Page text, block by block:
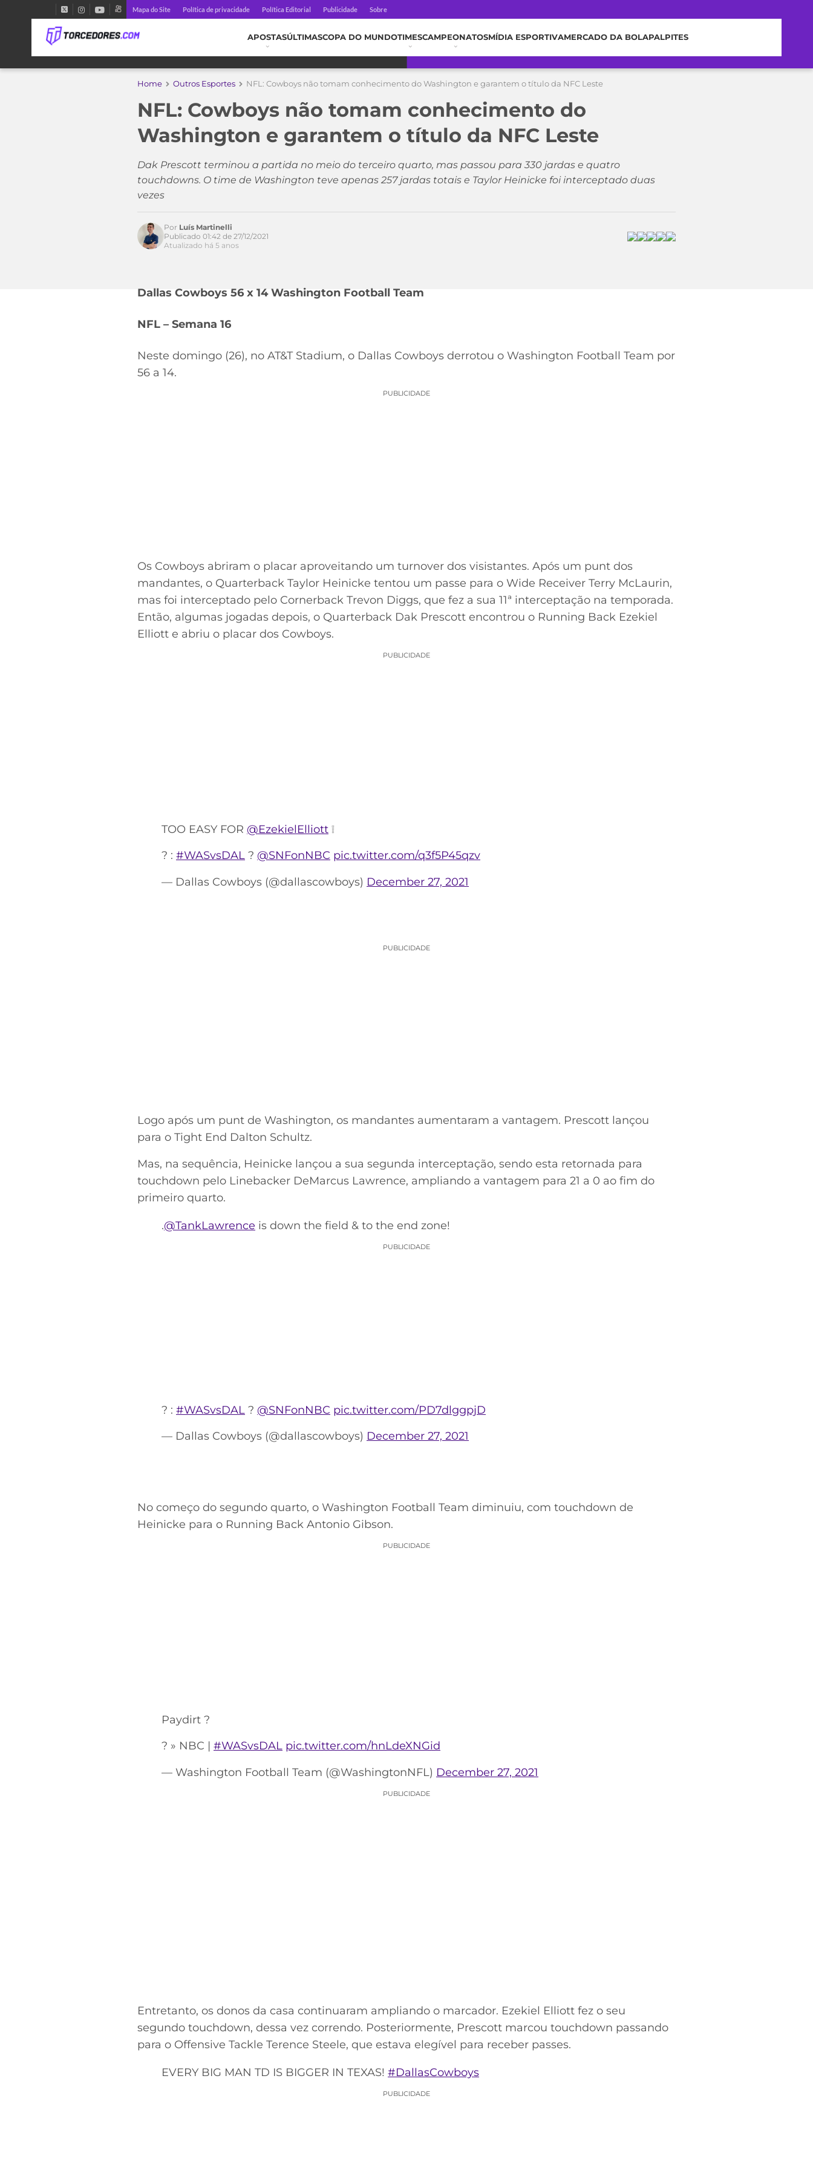
Mapa do Site Política de privacidade Política Editorial Publicidade Sobre
APOSTASÚLTIMASCOPA DO MUNDOTIMESCAMPEONATOSMÍDIA ESPORTIVAMERCADO DA BOLAPALPITES
Home Outros Esportes NFL: Cowboys não tomam conhecimento do Washington e garantem o título da NFC Leste
NFL: Cowboys não tomam conhecimento do
Washington e garantem o título da NFC Leste
Dak Prescott terminou a partida no meio do terceiro quarto, mas passou para 330 jardas e quatro
touchdowns. O time de Washington teve apenas 257 jardas totais e Taylor Heinicke foi interceptado duas
vezes
Por Luís Martinelli
Publicado 01:42 de 27/12/2021
Atualizado há 5 anos
Dallas Cowboys 56 x 14 Washington Football Team
NFL – Semana 16
Neste domingo (26), no AT&T Stadium, o Dallas Cowboys derrotou o Washington Football Team por
56 a 14.
PUBLICIDADE
Os Cowboys abriram o placar aproveitando um turnover dos visistantes. Após um punt dos
mandantes, o Quarterback Taylor Heinicke tentou um passe para o Wide Receiver Terry McLaurin,
mas foi interceptado pelo Cornerback Trevon Diggs, que fez a sua 11ª interceptação na temporada.
Então, algumas jogadas depois, o Quarterback Dak Prescott encontrou o Running Back Ezekiel
Elliott e abriu o placar dos Cowboys.
PUBLICIDADE
TOO EASY FOR @EzekielElliott ❕
? : #WASvsDAL ? @SNFonNBC pic.twitter.com/q3f5P45qzv
— Dallas Cowboys (@dallascowboys) December 27, 2021
PUBLICIDADE
Logo após um punt de Washington, os mandantes aumentaram a vantagem. Prescott lançou
para o Tight End Dalton Schultz.
Mas, na sequência, Heinicke lançou a sua segunda interceptação, sendo esta retornada para
touchdown pelo Linebacker DeMarcus Lawrence, ampliando a vantagem para 21 a 0 ao fim do
primeiro quarto.
.@TankLawrence is down the field & to the end zone!
PUBLICIDADE
? : #WASvsDAL ? @SNFonNBC pic.twitter.com/PD7dlggpjD
— Dallas Cowboys (@dallascowboys) December 27, 2021
No começo do segundo quarto, o Washington Football Team diminuiu, com touchdown de
Heinicke para o Running Back Antonio Gibson.
PUBLICIDADE
Paydirt ?
? » NBC | #WASvsDAL pic.twitter.com/hnLdeXNGid
— Washington Football Team (@WashingtonNFL) December 27, 2021
PUBLICIDADE
Entretanto, os donos da casa continuaram ampliando o marcador. Ezekiel Elliott fez o seu
segundo touchdown, dessa vez correndo. Posteriormente, Prescott marcou touchdown passando
para o Offensive Tackle Terence Steele, que estava elegível para receber passes.
EVERY BIG MAN TD IS BIGGER IN TEXAS! #DallasCowboys
PUBLICIDADE